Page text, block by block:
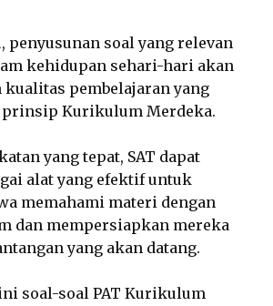
penyusunan soal yang relevan
kehidupan sehari-hari akan
pembelajaran yang
prinsip Kurikulum Merdeka.
yang tepat, SAT dapat
alat yang efektif untuk
memahami materi dengan
dan mempersiapkan mereka
yang akan datang.
soal-soal PAT Kurikulum